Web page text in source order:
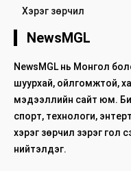
Хэрэг зөрчил
NewsMGL
NewsMGL нь Монгол
шуурхай, ойлгомжтой,
мэдээллийн сайт юм.
спорт, технологи,
хэрэг зөрчил зэрэг гол
нийтэлдэг.